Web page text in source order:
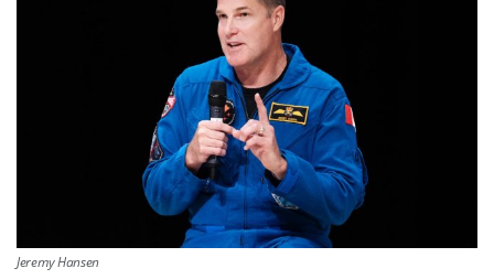
Jeremy Hansen